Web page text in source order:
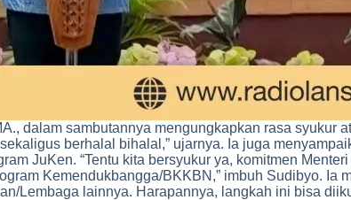
dalam sambutannya mengungkapkan rasa syukur
berhalal bihalal,” ujarnya. Ia juga
JuKen. “Tentu kita bersyukur ya, komitmen
Kemendukbangga/BKKBN,” imbuh Sudibyo.
Lembaga lainnya. Harapannya, langkah ini bisa